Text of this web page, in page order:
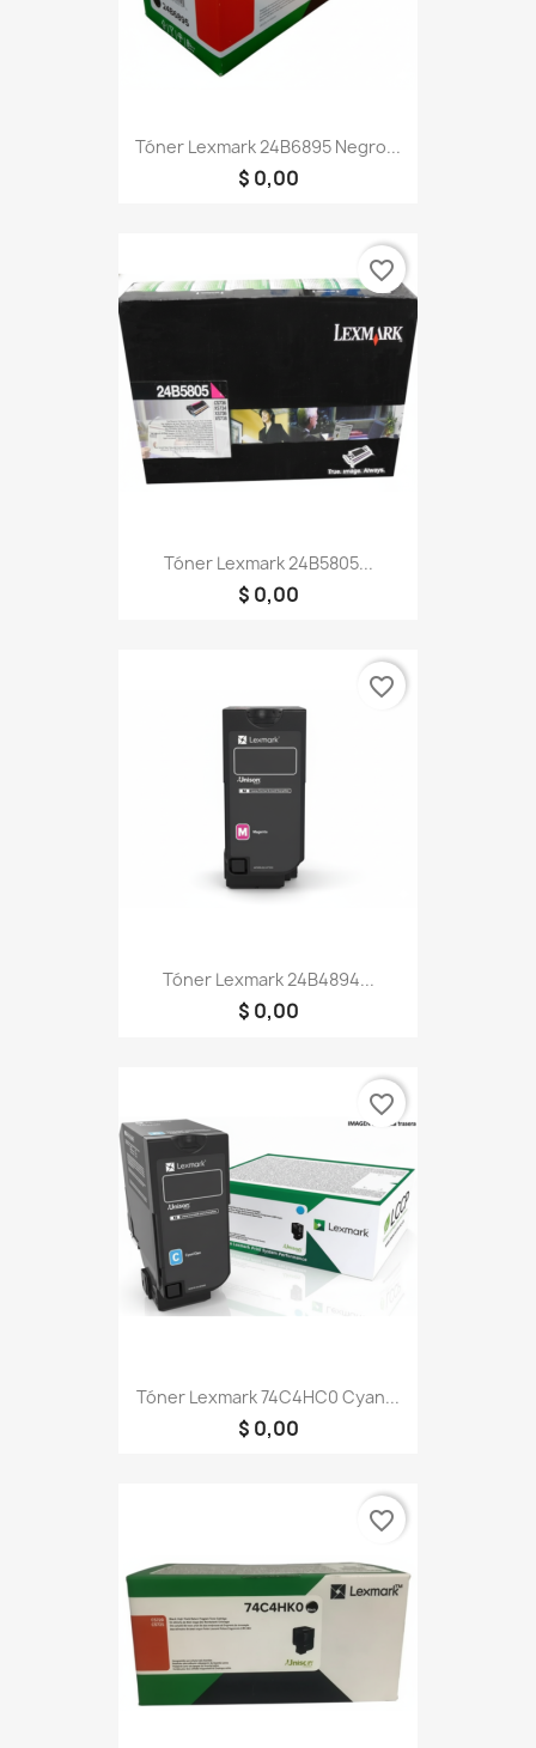
Tóner Lexmark 24B6895 Negro...
$ 0,00
Tóner Lexmark 24B5805...
$ 0,00
favorite_border
Tóner Lexmark 24B4894...
$ 0,00
favorite_border
Tóner Lexmark 74C4HC0 Cyan...
$ 0,00
favorite_border
favorite_border